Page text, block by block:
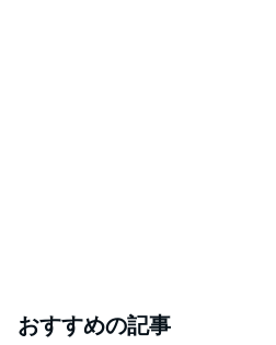
おすすめの記事